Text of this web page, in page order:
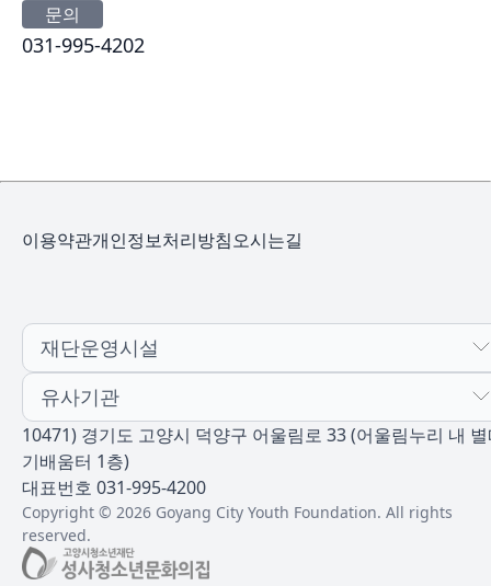
문의
031-995-4202
10471) 경기도 고양시 덕양구 어울림로 33 (어울림누리 내
기배움터 1층)
대표번호 031-995-4200
Copyright © 2026 Goyang City Youth Foundation. All rights
reserved.
이용약관개인정보처리방침오시는길
재단운영시설
유사기관